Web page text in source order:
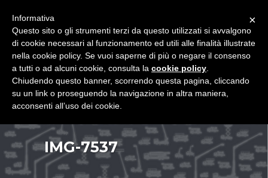
IMG-7537
×
Informativa
Questo sito o gli strumenti terzi da questo utilizzati si avvalgono
di cookie necessari al funzionamento ed utili alle finalità illustrate
nella cookie policy. Se vuoi saperne di più o negare il consenso
a tutti o ad alcuni cookie, consulta la cookie policy
Chiudendo questo banner, scorrendo questa pagina, cliccando
su un link o proseguendo la navigazione in altra maniera,
acconsenti all’uso dei cookie.